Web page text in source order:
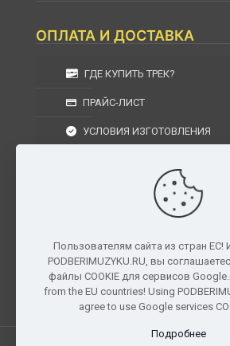
ОПЛАТА И ДОСТАВКА
ГДЕ КУПИТЬ ТРЕК?
ПРАЙС-ЛИСТ
УСЛОВИЯ ИЗГОТОВЛЕНИЯ
УСЛОВИЯ ВОЗВРАТА
г. Москва, Московская область,
федеральный округ, РФ, Россия
Пользователям сайта из стран ЕС!
PODBERIMUZYKU.RU, вы
файлы COOKIE для сервисов
from the EU countries! Using
agree to use Google services
Подробнее